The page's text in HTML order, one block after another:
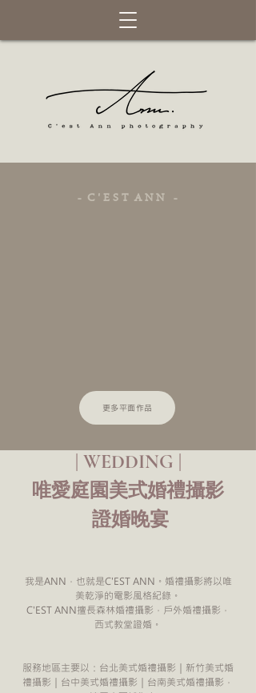
- C ' E S T A N N -
更多平面作品
| WEDDING |
唯愛庭園美式婚禮攝影
證婚晚宴
我是ANN，也就是C'EST ANN。婚禮攝影將以唯
美乾淨的電影風格紀錄。
C'EST ANN擅長森林婚禮攝影，戶外婚禮攝影，
西式教堂證婚。
服務地區主要以：台北美式婚禮攝影｜新竹美式婚
禮攝影｜台中美式婚禮攝影｜台南美式婚禮攝影，